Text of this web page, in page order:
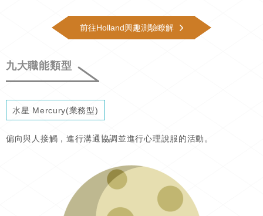
前往Holland興趣測驗瞭解
九大職能類型
水星 Mercury(業務型)
偏向與人接觸，進行溝通協調並進行心理說服的活動。